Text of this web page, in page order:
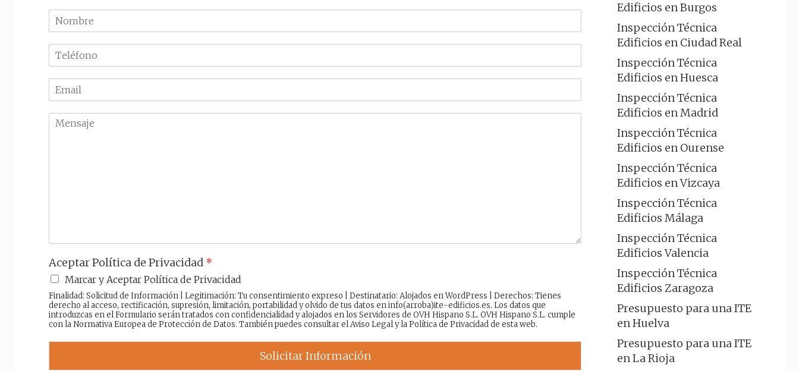
N
o
m
r
e
l
f
m
a
M
Aceptar Política de Privacidad *
Marcar y Aceptar Política de Privacidad
Finalidad: Solicitud de Información | Legitimación: Tu consentimiento expreso | Destinatario: Alojados en WordPress | Derechos: Tienes
derecho al acceso, rectificación, supresión, limitación, portabilidad y olvido de tus datos en info(arroba)ite-edificios.es. Los datos que
introduzcas en el Formulario serán tratados con confidencialidad y alojados en los Servidores de OVH Hispano S.L. OVH Hispano S.L. cumple
con la Normativa Europea de Protección de Datos. También puedes consultar elAviso Legaly laPolítica de Privacidadde esta web.
Solicitar Información
Edificios en Burgos
Inspección Técnica
Edificios en Ciudad Real
Inspección Técnica
Edificios en Huesca
Inspección Técnica
Edificios en Madrid
Inspección Técnica
Edificios en Ourense
Inspección Técnica
Edificios en Vizcaya
Inspección Técnica
Edificios Málaga
Inspección Técnica
Edificios Valencia
Inspección Técnica
Edificios Zaragoza
Presupuesto para una ITE
en Huelva
Presupuesto para una ITE
en La Rioja